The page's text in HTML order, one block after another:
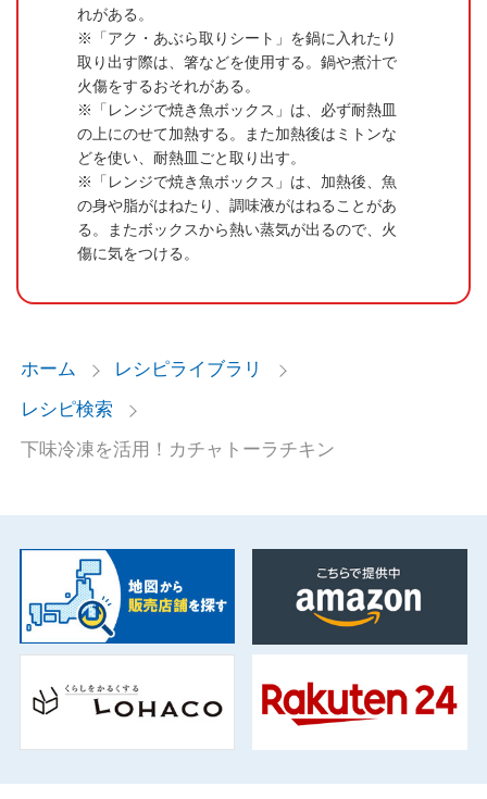
れがある。
「アク・あぶら取りシート」を鍋に入れたり
取り出す際は、箸などを使用する。鍋や煮汁で
火傷をするおそれがある。
「レンジで焼き魚ボックス」は、必ず耐熱皿
の上にのせて加熱する。また加熱後はミトンな
どを使い、耐熱皿ごと取り出す。
「レンジで焼き魚ボックス」は、加熱後、魚
の身や脂がはねたり、調味液がはねることがあ
る。またボックスから熱い蒸気が出るので、火
傷に気をつける。
ホーム
レシピライブラリ
レシピ検索
下味冷凍を活用！カチャトーラチキン